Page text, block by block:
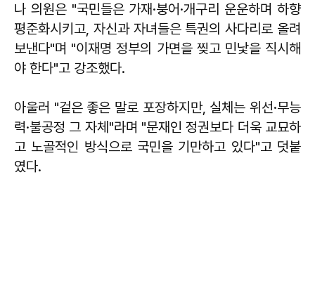
나 의원은 "국민들은 가재·붕어·개구리 운운하며 하향
평준화시키고, 자신과 자녀들은 특권의 사다리로 올려
보낸다"며 "이재명 정부의 가면을 찢고 민낯을 직시해
야 한다"고 강조했다.
아울러 "겉은 좋은 말로 포장하지만, 실체는 위선·무능
력·불공정 그 자체"라며 "문재인 정권보다 더욱 교묘하
고 노골적인 방식으로 국민을 기만하고 있다"고 덧붙
였다.